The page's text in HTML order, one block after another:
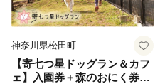
神奈川県松田町
【寄七つ星ドッグラン＆カフ
ェ】入園券＋森のおにく券セ